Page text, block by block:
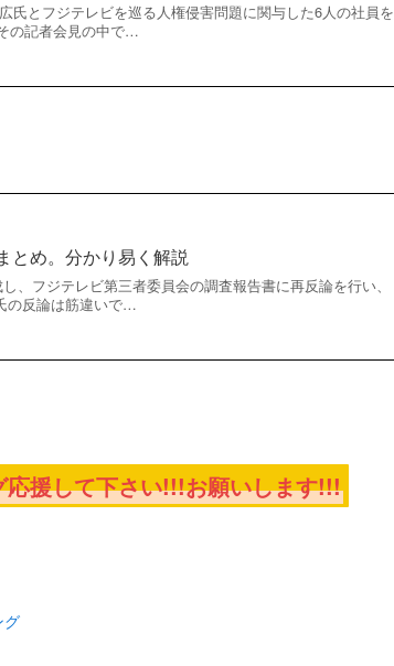
氏とフジテレビを巡る人権侵害問題に関与した6人の社員を
の記者会見の中で…
とめ。分かり易く解説
、フジテレビ第三者委員会の調査報告書に再反論を行い、
の反論は筋違いで…
援して下さい!!!お願いします!!!
グ